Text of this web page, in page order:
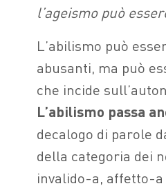
l’ageismo può
L’abilismo può
abusanti, ma può
che incide
L’abilismo passa
decalogo di parole
della categoria dei
invalido-a, affetto-a